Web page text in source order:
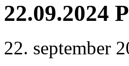
22.09.2024
22. september